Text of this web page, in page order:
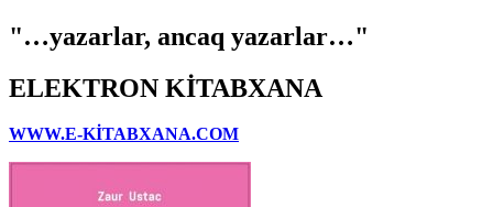
"…yazarlar, ancaq yazarlar…"
ELEKTRON KİTABXANA
WWW.E-KİTABXANA.COM